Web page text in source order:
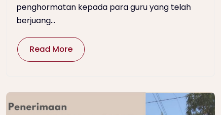
penghormatan kepada para guru yang telah
berjuang...
Read More